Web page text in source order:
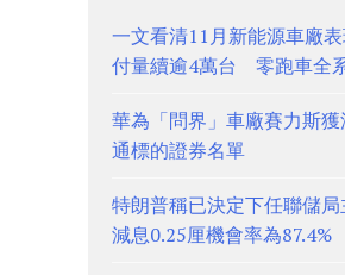
一文看清11月新能源車廠
付量續逾4萬台 零跑車全
華為「問界」車廠賽力斯
通標的證券名單
特朗普稱已決定下任聯儲
減息0.25厘機會率為87.4%